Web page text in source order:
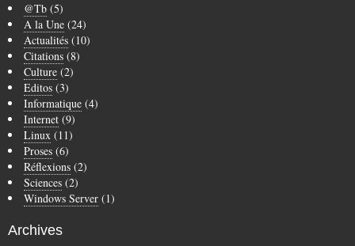
@Tb (5)
A la Une (24)
Actualités (10)
Citations (8)
Culture (2)
Editos (3)
Informatique (4)
Internet (9)
Linux (11)
Proses (6)
Réflexions (2)
Sciences (2)
Windows Server (1)
Archives